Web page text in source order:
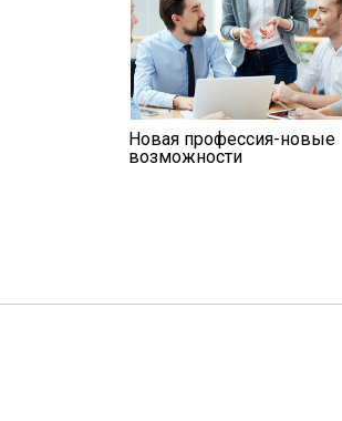
Новая профессия-новые
возможности